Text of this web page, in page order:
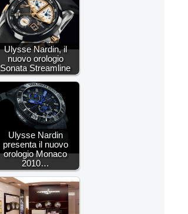
Ulysse Nardin, il
nuovo orologio
Sonata Streamline
Ulysse Nardin
presenta il nuovo
orologio Monaco
2010…